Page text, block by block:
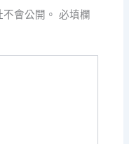
會公開。 必填欄